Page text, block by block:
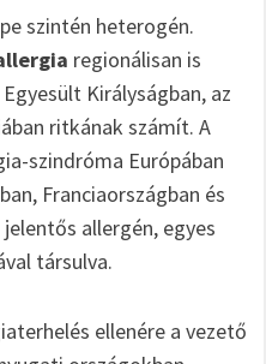
szintén heterogén.
regionálisan is
Királyságban, az
ritkának számít. A
szindróma Európában
Franciaországban és
allergén, egyes
társulva.
ellenére a vezető